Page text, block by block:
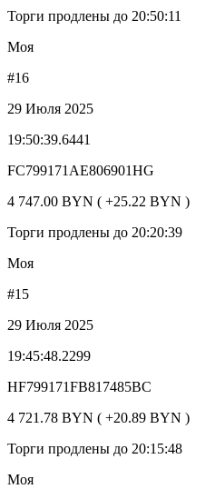
Торги продлены до 20:50:11
Моя
#16
29 Июля 2025
19:50:39.6441
FC799171AE806901HG
4 747.00 BYN ( +25.22 BYN )
Торги продлены до 20:20:39
Моя
#15
29 Июля 2025
19:45:48.2299
HF799171FB817485BC
4 721.78 BYN ( +20.89 BYN )
Торги продлены до 20:15:48
Моя